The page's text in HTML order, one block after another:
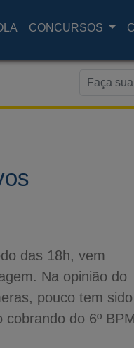
CONCURSOS
das 18h, vem
Na opinião do
pouco tem
do 6º